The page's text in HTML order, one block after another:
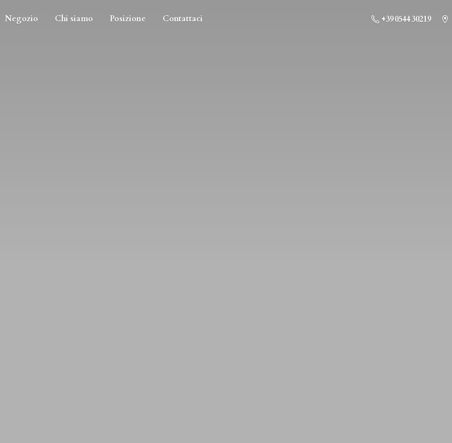
Negozio Chi siamo Posizione Contattaci +39 0544 30219